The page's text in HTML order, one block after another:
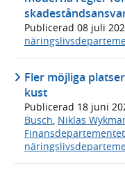
Publicerad 08 juli
Fler möjliga
kust
Publicerad 18 juni
Busch Niklas
Finansdepartementet